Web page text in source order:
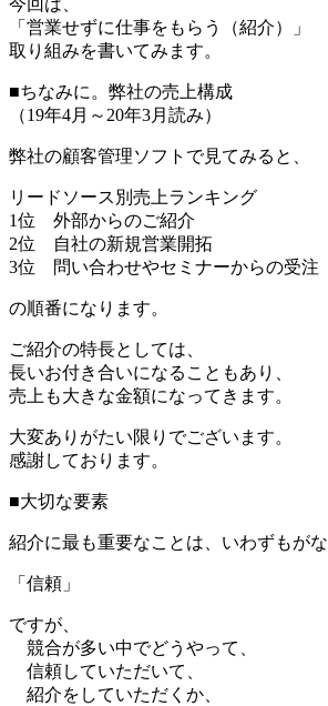
「営業せずに仕事をもらう（紹介）」
取り組みを書いてみます。
■ちなみに。弊社の売上構成
（19年4月～20年3月読み）
弊社の顧客管理ソフトで見てみると、
リードソース別売上ランキング
1位 外部からのご紹介
2位 自社の新規営業開拓
3位 問い合わせやセミナーからの受注
の順番になります。
ご紹介の特長としては、
長いお付き合いになることもあり、
売上も大きな金額になってきます。
大変ありがたい限りでございます。
感謝しております。
■大切な要素
紹介に最も重要なことは、いわずもがな
「信頼」
ですが、
競合が多い中でどうやって、
信頼していただいて、
紹介をしていただくか、